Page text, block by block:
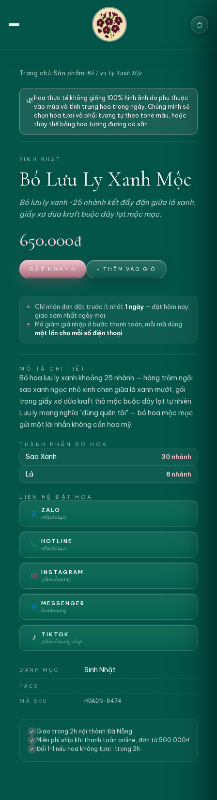
Sản phẩm
Cưới & Sự kiện
Blogs
Chính sách
Địa chỉ & Liên hệ
Tìm sản phẩm
Trang chủ›Sản phẩm ›Bó Lưu Ly Xanh Mộc
🌿 Hoa thực tế không giống 100% hình ảnh do phụ thuộc
vào mùa và tình trạng hoa trong ngày. Chúng mình sẽ
chọn hoa tươi và phối tương tự theo tone màu, hoặc
thay thế bằng hoa tương đương có sẵn.
SINH NHẬT
Bó Lưu Ly Xanh Mộc
Bó lưu ly xanh ~25 nhành kết đầy đặn giữa lá xanh,
giấy xơ dừa kraft buộc dây lạt mộc mạc.
650.000₫
ĐẶT NGAY + THÊM VÀO GIỎ
Chỉ nhận đơn đặt trước ít nhất 1 ngày — đặt hôm nay,
giao sớm nhất ngày mai.
Mã giảm giá nhập ở bước thanh toán, mỗi mã dùng
một lần cho mỗi số điện thoại
MÔ TẢ CHI TIẾT
Bó hoa lưu ly xanh khoảng 25 nhành — hàng trăm ngôi
sao xanh ngọc nhỏ xinh chen giữa lá xanh mướt, gói
trong giấy xơ dừa kraft thô mộc buộc dây lạt tự nhiên.
Lưu ly mang nghĩa "đừng quên tôi" — bó hoa mộc mạc
gửi một lời nhắn không cần hoa mỹ.
THÀNH PHẦN BÓ HOA
Sao Xanh 30 nhánh
Lá 8 nhánh
LIÊN HỆ ĐẶT HOA
Z ZALO
0822802411
HOTLINE
0822802411
INSTAGRAM
@hoadanang
MESSENGER
hoadanang
TIKTOK
@hoadanang.shop
DANH MỤC Sinh Nhật
TAGS
MÃ SKU HOADN-0474
✓ Giao trong 2h nội thành Đà Nẵng
✓ Miễn phí ship khi thanh toán online, đơn từ 500.000₫
✓ Đổi 1-1 nếu hoa không tươi · trong 2h